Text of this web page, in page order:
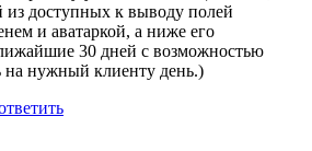
доступных к выводу полей
и аватаркой, а ниже его
30 дней с возможностью
на нужный клиенту день.)